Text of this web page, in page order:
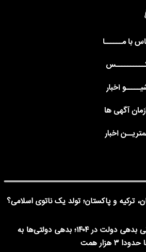
با مــــــا
اخبار
آگهی ها
اخبار
ترکیه و پاکستان؛ تولد یک ناتوی اسلامی؟
رکوردزنی بدهی دولت در ۱۴۰۴؛ بدهی دولتی‌ها به
۳ هزار همت